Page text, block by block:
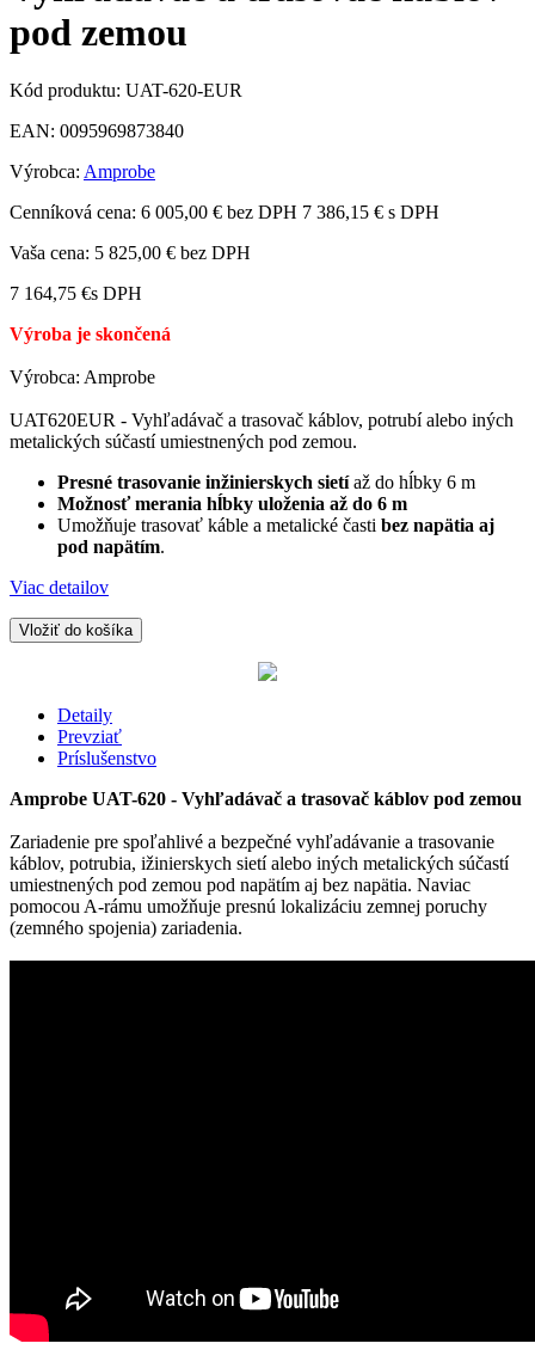
pod zemou
Kód produktu: UAT-620-EUR
EAN: 0095969873840
Výrobca: Amprobe
Cenníková cena: 6 005,00 € bez DPH 7 386,15 € s DPH
Vaša cena: 5 825,00 € bez DPH
7 164,75 €s DPH
Výroba je skončená
Výrobca: Amprobe
UAT620EUR - Vyhľadávač a trasovač káblov, potrubí alebo iných
metalických súčastí umiestnených pod zemou.
Presné trasovanie inžinierskych sietíaž do hĺbky 6 m
Možnosť merania hĺbky uloženia až do 6 m
Umožňuje trasovať káble a metalické časti bez napätia aj
pod napätím.
Viac detailov
Vložiť do košíka
Detaily
Prevziať
Príslušenstvo
Amprobe UAT-620 - Vyhľadávač a trasovač káblov pod zemou
Zariadenie pre spoľahlivé a bezpečné vyhľadávanie a trasovanie
káblov, potrubia, ižinierskych sietí alebo iných metalických súčastí
umiestnených pod zemou pod napätím aj bez napätia. Naviac
pomocou A-rámu umožňuje presnú lokalizáciu zemnej poruchy
(zemného spojenia) zariadenia.